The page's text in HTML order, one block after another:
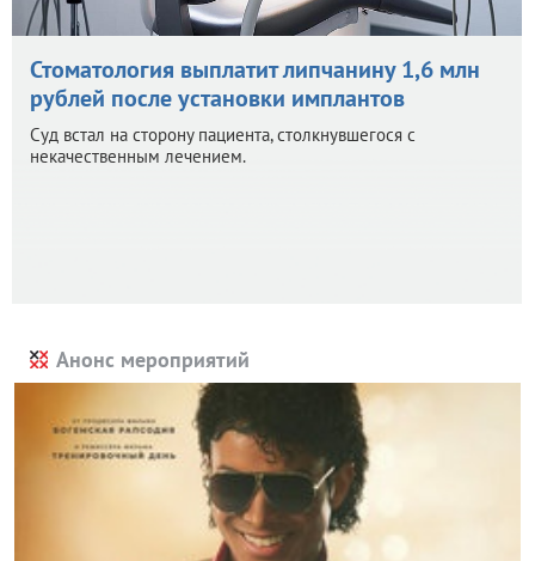
Стоматология выплатит липчанину 1,6 млн
рублей после установки имплантов
Суд встал на сторону пациента, столкнувшегося с
некачественным лечением.
Анонс мероприятий